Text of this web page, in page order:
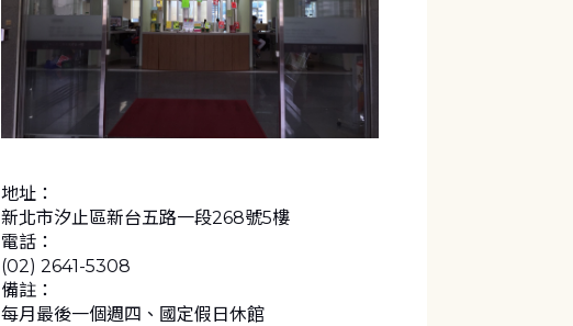
地址：
新北市汐止區新台五路一段268號5樓
電話：
(02) 2641-5308
備註：
每月最後一個週四、國定假日休館